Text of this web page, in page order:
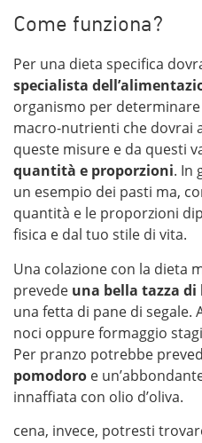
Come funziona?
Per una dieta specifica
specialista
organismo per
macro-nutrienti che dovrai
queste misure e da questi
quantità e proporzioni. In
un esempio dei pasti ma,
quantità e le proporzioni
fisica e dal tuo stile di vita.
Una colazione con la dieta
prevede una bella tazza
una fetta di pane di segale.
noci oppure formaggio
Per pranzo potrebbe
pomodoro e
innaffiata con olio d’oliva.
cena, invece, potresti